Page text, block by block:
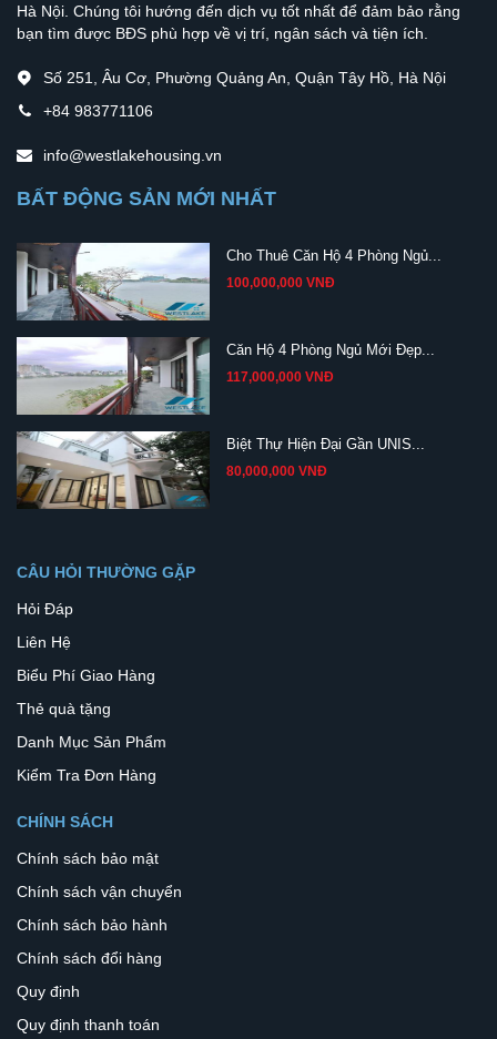
Hà Nội. Chúng tôi hướng đến dịch vụ tốt nhất để đảm bảo rằng
bạn tìm được BĐS phù hợp về vị trí, ngân sách và tiện ích.
Số 251, Âu Cơ, Phường Quảng An, Quận Tây Hồ, Hà Nội
+84 983771106
info@westlakehousing.vn
BẤT ĐỘNG SẢN MỚI NHẤT
Cho Thuê Căn Hộ 4 Phòng Ngủ...
100,000,000 VNĐ
Căn Hộ 4 Phòng Ngủ Mới Đẹp...
117,000,000 VNĐ
Biệt Thự Hiện Đại Gần UNIS...
80,000,000 VNĐ
CÂU HỎI THƯỜNG GẶP
Hỏi Đáp
Liên Hệ
Biểu Phí Giao Hàng
Thẻ quà tặng
Danh Mục Sản Phẩm
Kiểm Tra Đơn Hàng
CHÍNH SÁCH
Chính sách bảo mật
Chính sách vận chuyển
Chính sách bảo hành
Chính sách đổi hàng
Quy định
Quy định thanh toán